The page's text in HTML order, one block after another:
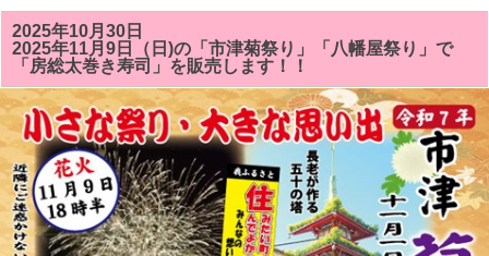
月
の
房
総
太
巻
き
ず
し
教
室
は
「ク
リ
ス
マ
2025年10月30日
2025年11月9日（日)の「市津菊祭り」「八幡屋祭り」で
「房総太巻き寿司」を販売します！！